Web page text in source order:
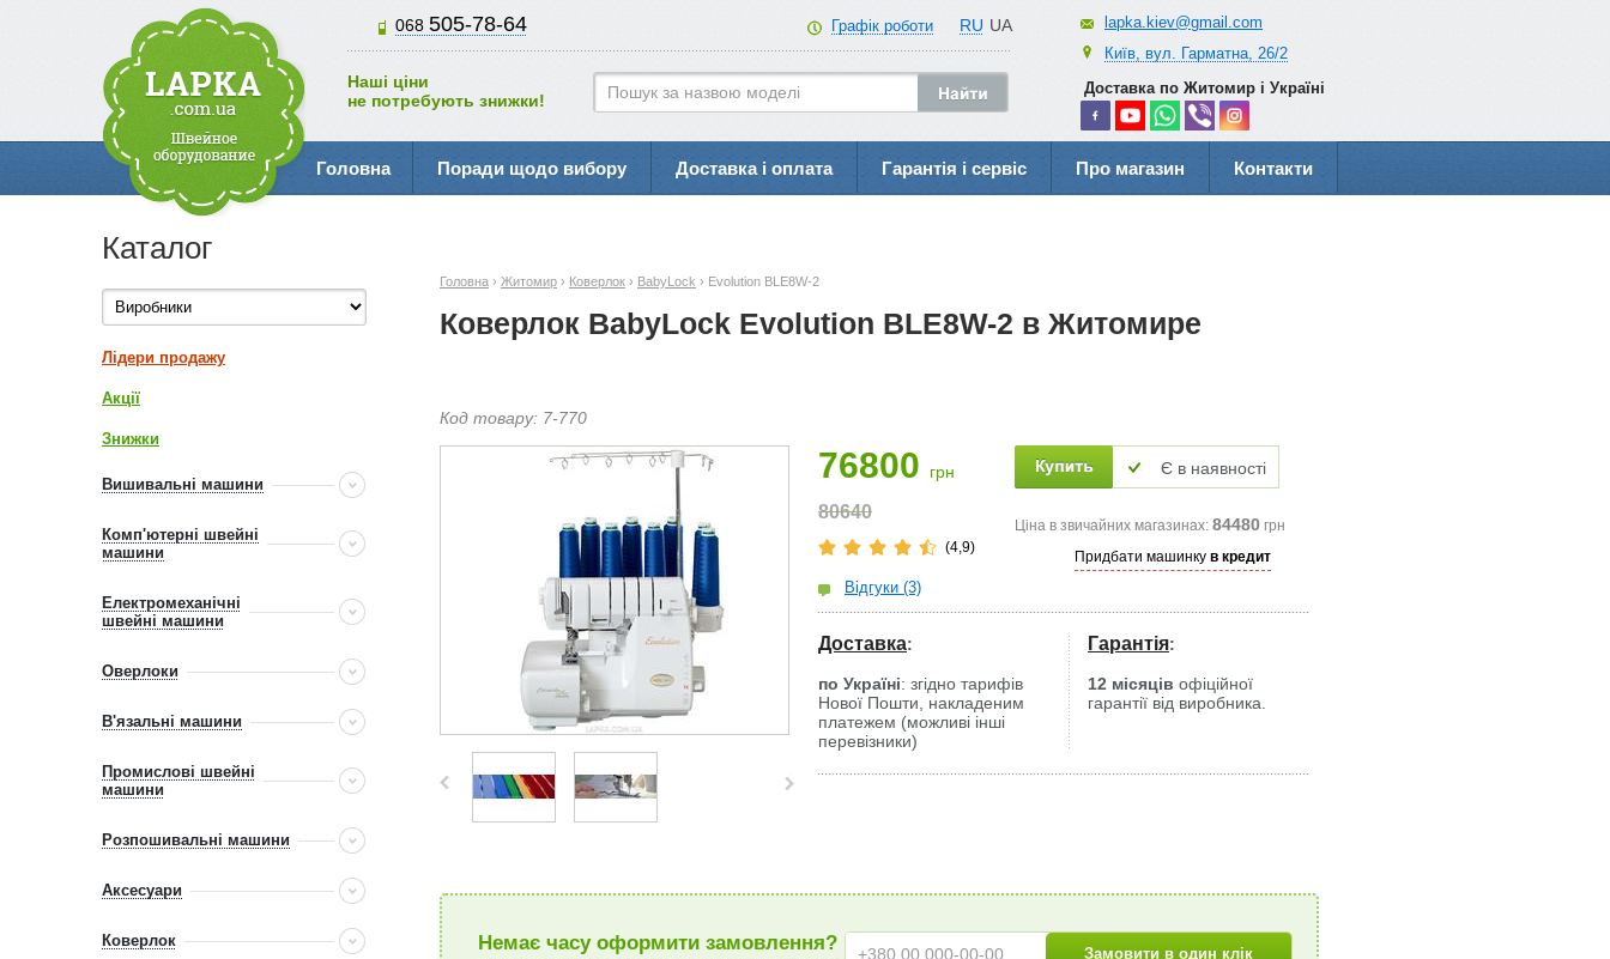
068 505-78-64 RU UA
Графік роботи
Наші ціни
не потребують знижки!
lapka.kiev@gmail.com
Київ, вул. Гарматна, 26/2
Доставка по Житомир і Україні
Головна Поради щодо вибору Доставка і оплата Гарантія і сервіс Про магазин Контакти
Головна › Житомир › Коверлок › BabyLock › Evolution BLE8W-2
Коверлок BabyLock Evolution BLE8W-2 в Житомире
Код товару: 7-770
76800 грн
80640
(4,9)
Відгуки (3)
Є в наявності
Ціна в звичайних магазинах: 84480 грн
Придбати машинку в кредит
Доставка:
по Україні: згідно тарифів
Нової Пошти, накладеним
платежем (можливі інші
перевізники)
Гарантія:
12 місяців офіційної
гарантії від виробника.
Немає часу оформити замовлення?
Каталог
Лідери продажу
Акції
Знижки
Вишивальні машини
Комп'ютерні швейні
машини
Електромеханічні
швейні машини
Оверлоки
В'язальні машини
Промислові швейні
машини
Розпошивальні машини
Аксесуари
Коверлок